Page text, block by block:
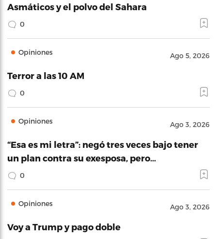
Asmáticos y el polvo del Sahara
0
Opiniones Ago 5, 2026
Terror a las 10 AM
0
Opiniones Ago 3, 2026
“Esa es mi letra”: negó tres veces bajo tener
un plan contra su exesposa, pero…
0
Opiniones Ago 3, 2026
Voy a Trump y pago doble